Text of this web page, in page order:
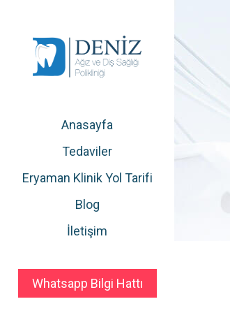
Anasayfa
Tedaviler
Eryaman Klinik Yol Tarifi
Blog
İletişim
Whatsapp Bilgi Hattı